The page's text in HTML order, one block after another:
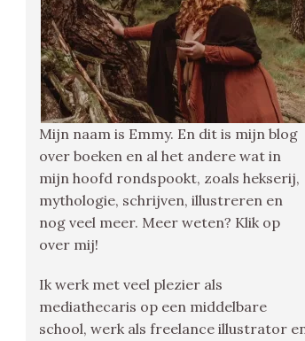
Mijn naam is Emmy. En dit is mijn blog
over boeken en al het andere wat in
mijn hoofd rondspookt, zoals hekserij,
mythologie, schrijven, illustreren en
nog veel meer. Meer weten? Klik op
over mij!
Ik werk met veel plezier als
mediathecaris op een middelbare
school, werk als freelance illustrator